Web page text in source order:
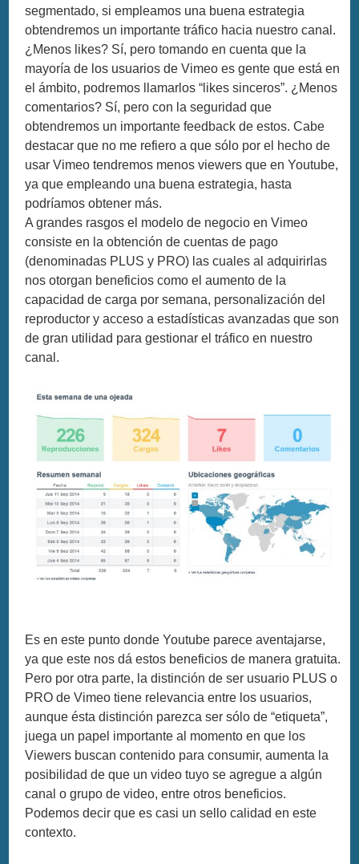
segmentado, si empleamos una buena estrategia
obtendremos un importante tráfico hacia nuestro canal.
¿Menos likes? Sí, pero tomando en cuenta que la
mayoría de los usuarios de Vimeo es gente que está en
el ámbito, podremos llamarlos “likes sinceros”. ¿Menos
comentarios? Sí, pero con la seguridad que
obtendremos un importante feedback de estos. Cabe
destacar que no me refiero a que sólo por el hecho de
usar Vimeo tendremos menos viewers que en Youtube,
ya que empleando una buena estrategia, hasta
podríamos obtener más.
A grandes rasgos el modelo de negocio en Vimeo
consiste en la obtención de cuentas de pago
(denominadas PLUS y PRO) las cuales al adquirirlas
nos otorgan beneficios como el aumento de la
capacidad de carga por semana, personalización del
reproductor y acceso a estadísticas avanzadas que son
de gran utilidad para gestionar el tráfico en nuestro
canal.
Es en este punto donde Youtube parece aventajarse,
ya que este nos dá estos beneficios de manera gratuita.
Pero por otra parte, la distinción de ser usuario PLUS o
PRO de Vimeo tiene relevancia entre los usuarios,
aunque ésta distinción parezca ser sólo de “etiqueta”,
juega un papel importante al momento en que los
Viewers buscan contenido para consumir, aumenta la
posibilidad de que un video tuyo se agregue a algún
canal o grupo de video, entre otros beneficios.
Podemos decir que es casi un sello calidad en este
contexto.